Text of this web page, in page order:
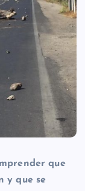
que
y que se